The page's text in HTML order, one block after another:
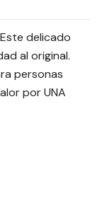
Este delicado
al original.
personas
por UNA